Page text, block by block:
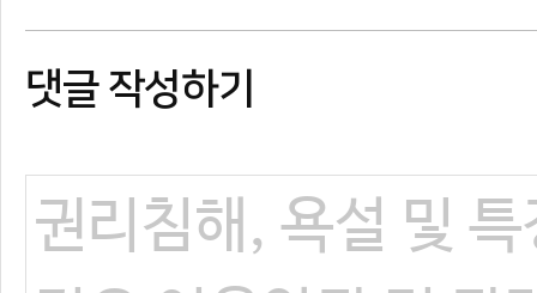
댓글 작성하기